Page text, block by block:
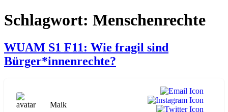
Schlagwort: Menschenrechte
WUAM S1 F11: Wie fragil sind
Bürger*innenrechte?
Maik